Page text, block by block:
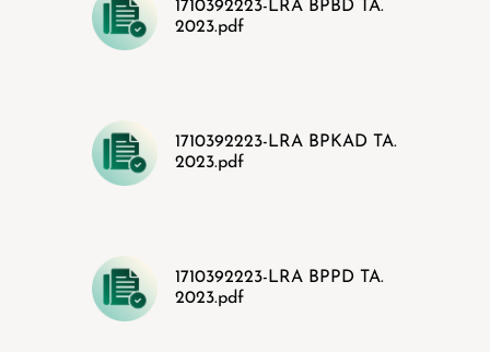
1710392223-LRA BPBD TA.
2023.pdf
1710392223-LRA BPKAD TA.
2023.pdf
1710392223-LRA BPPD TA.
2023.pdf